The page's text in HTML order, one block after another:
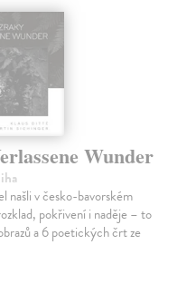
Wunder
našli v česko-bavorském
pokřivení i naděje – to
a 6 poetických črt ze